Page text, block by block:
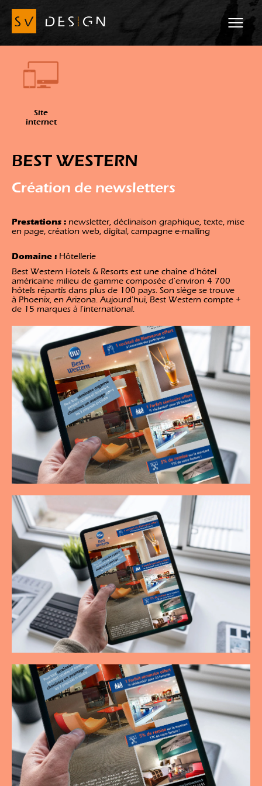
Site
internet
BEST WESTERN
Création de newsletters
Prestations : newsletter, déclinaison graphique, texte, mise
en page, création web, digital, campagne e-mailing
Domaine : Hôtellerie
Best Western Hotels & Resorts est une chaîne d'hôtel
américaine milieu de gamme composée d'environ 4 700
hôtels répartis dans plus de 100 pays. Son siège se trouve
à Phoenix, en Arizona. Aujourd'hui, Best Western compte +
de 15 marques à l'international.